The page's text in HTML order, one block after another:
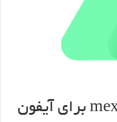
دانلود صرافی مکسی mexc برای آیفون